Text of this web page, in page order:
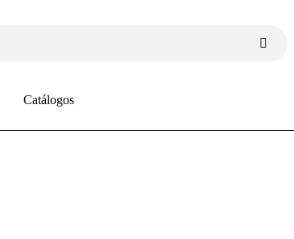
Catálogos